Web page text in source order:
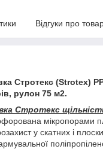
Відгуки про
Стротекс (Strotex)
рулон 75 м2.
Стротекс
мікропорами
у скатних і